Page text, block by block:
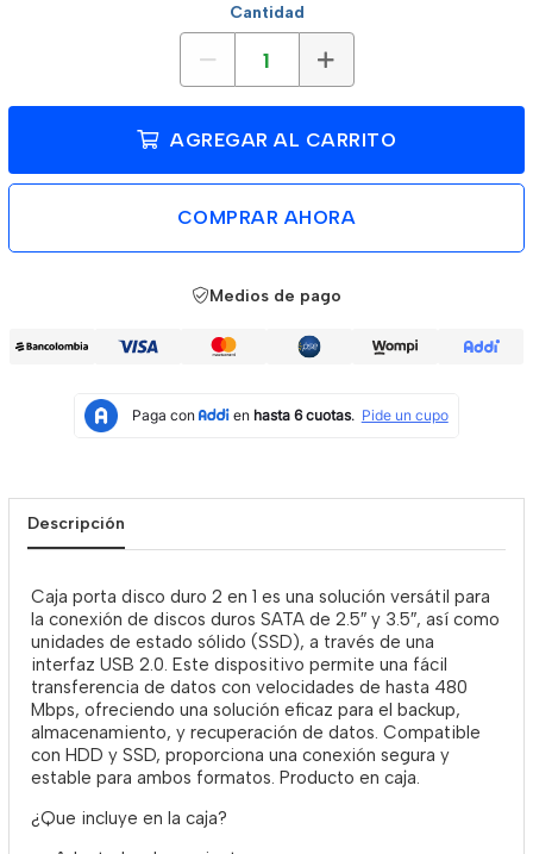
Cantidad
AGREGAR AL CARRITO
COMPRAR AHORA
Medios de pago
Descripción
Caja porta disco duro 2 en 1 es una solución versátil para
la conexión de discos duros SATA de 2.5″ y 3.5″, así como
unidades de estado sólido (SSD), a través de una
interfaz USB 2.0. Este dispositivo permite una fácil
transferencia de datos con velocidades de hasta 480
Mbps, ofreciendo una solución eficaz para el backup,
almacenamiento, y recuperación de datos. Compatible
con HDD y SSD, proporciona una conexión segura y
estable para ambos formatos. Producto en caja.
¿Que incluye en la caja?